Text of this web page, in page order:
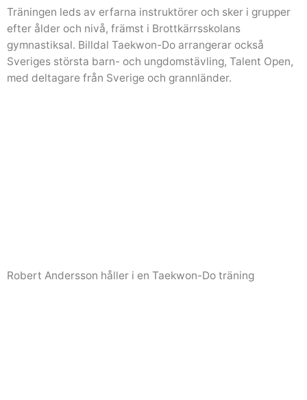
Träningen leds av erfarna instruktörer och sker i grupper
efter ålder och nivå, främst i Brottkärrsskolans
gymnastiksal. Billdal Taekwon-Do arrangerar också
Sveriges största barn- och ungdomstävling, Talent Open,
med deltagare från Sverige och grannländer.
Robert Andersson håller i en Taekwon-Do träning